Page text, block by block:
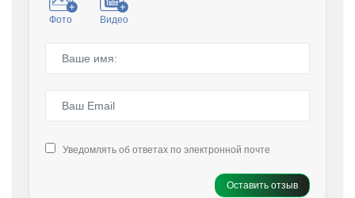
Фото Видео
Уведомлять об ответах по электронной почте
Оставить отзыв